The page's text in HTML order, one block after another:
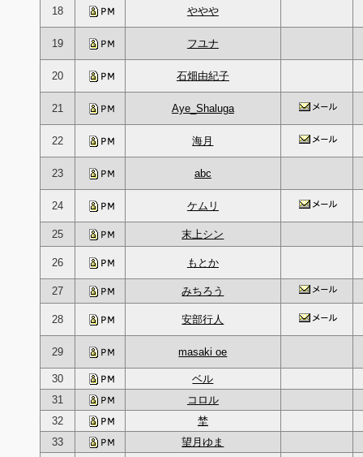
18 ややや
19 フユナ
20 石畑由紀子
21 Aye_Shaluga
22 海月
23 abc
24 ケムリ
25 末上シン
26 もとか
27 みちろう
28 安部行人
29 masaki oe
30
ベル
31
コロル
32
埜
33
望月ゆま